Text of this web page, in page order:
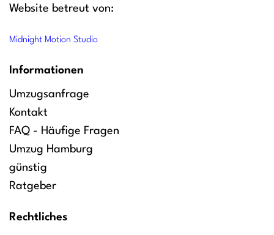
Website betreut von:
Midnight Motion Studio
Informationen
Umzugsanfrage
Kontakt
FAQ - Häufige Fragen
Umzug Hamburg
günstig
Ratgeber
Rechtliches